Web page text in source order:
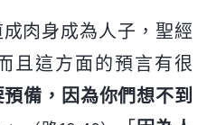
肉身成為人子，聖經
且這方面的預言有很
備，因為你們想不到